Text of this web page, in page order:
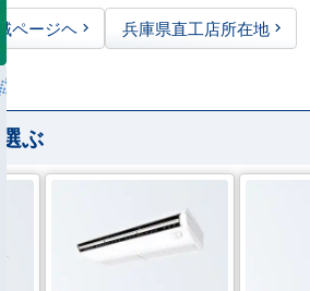
ページヘ 兵庫県直工店所在地
ぶ